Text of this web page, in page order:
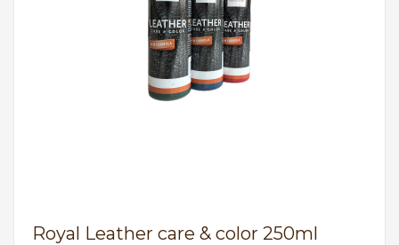
Royal Leather care & color 250ml